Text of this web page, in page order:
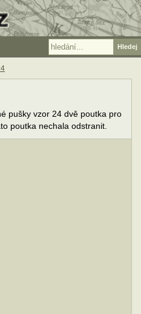
pušky vzor 24 dvě poutka pro
poutka nechala odstranit.